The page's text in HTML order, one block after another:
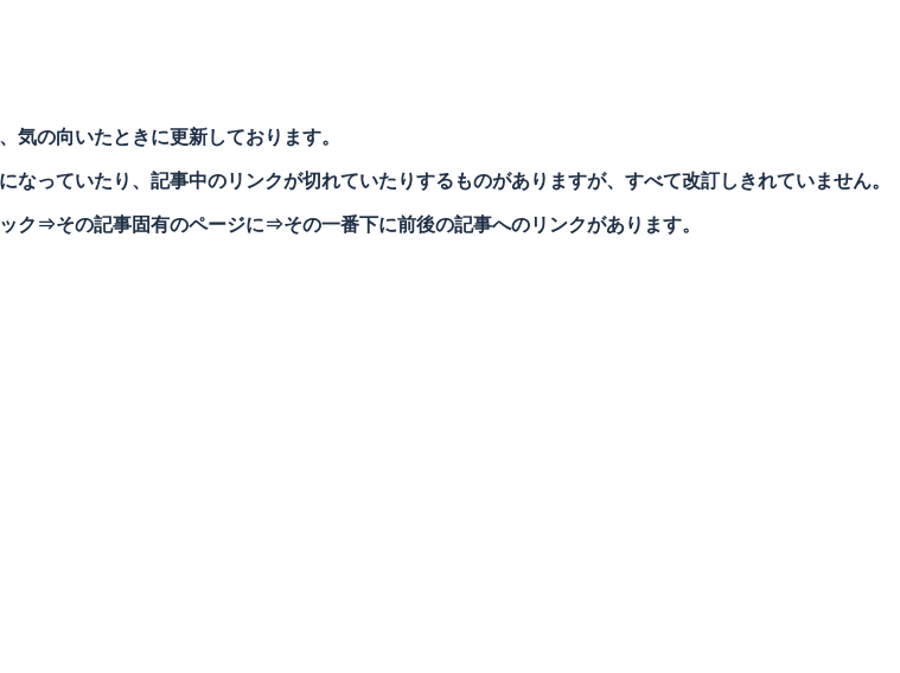
気の向いたときに更新しております。
っていたり、記事中のリンクが切れていたりするものがありますが、すべて改訂しきれていません。
ク⇒その記事固有のページに⇒その一番下に前後の記事へのリンクがあります。